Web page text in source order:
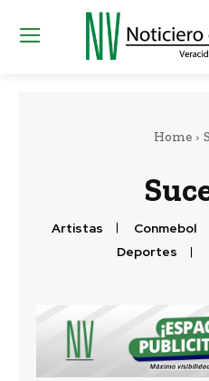
Home
Artistas Conmebol
Deportes